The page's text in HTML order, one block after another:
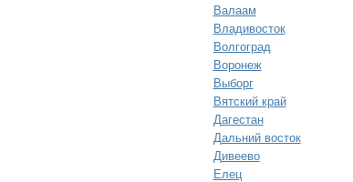
Валаам
Владивосток
Волгоград
Воронеж
Выборг
Вятский край
Дагестан
Дальний восток
Дивеево
Елец